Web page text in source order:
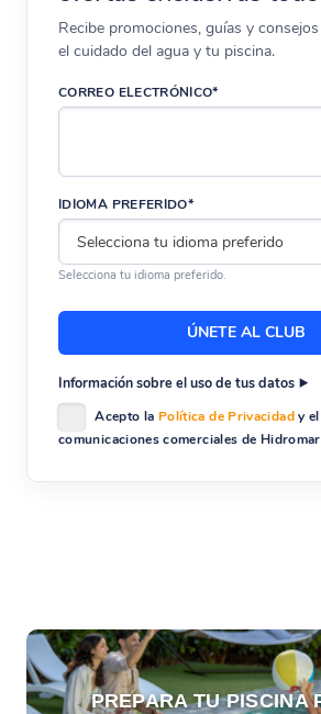
Recibe promociones, guías y
el cuidado del agua y tu piscina.
CORREO ELECTRÓNICO*
IDIOMA PREFERIDO*
Selecciona tu idioma preferido.
Información sobre el uso de tus datos
Acepto la Política de Privacidady el
comunicaciones comerciales de
PREPARA TU PISCINA